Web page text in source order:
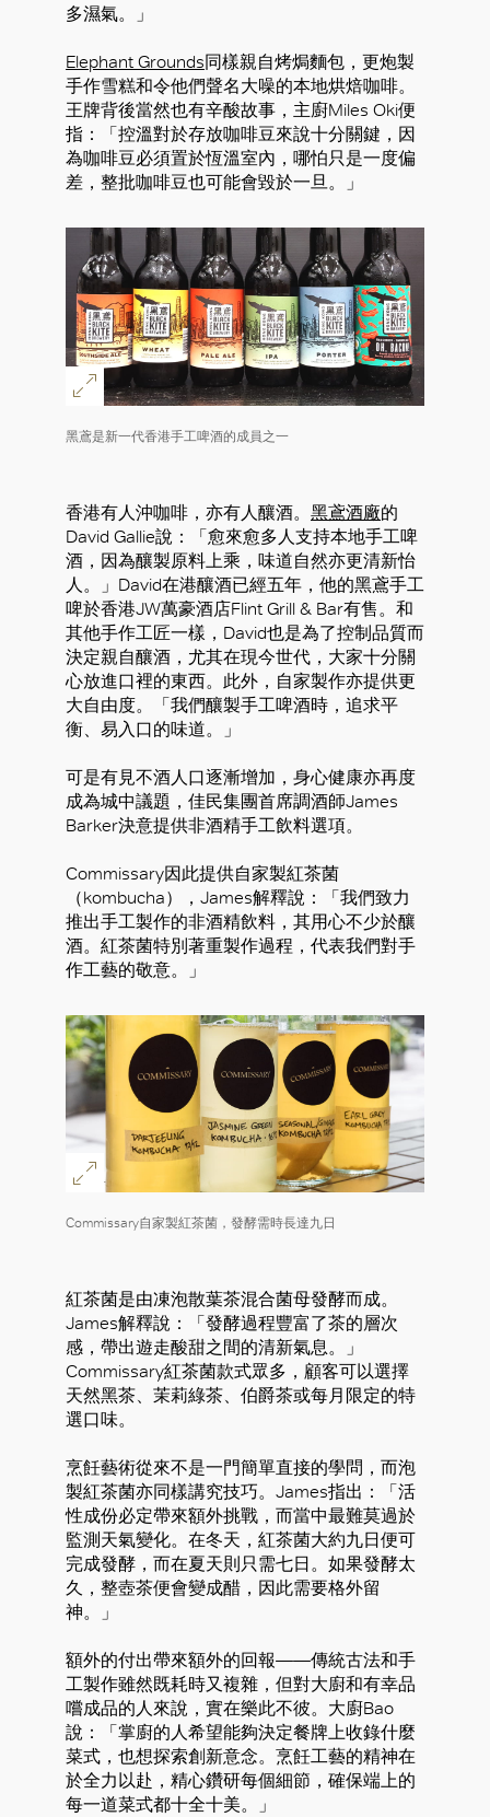
多濕氣。」
Elephant Grounds同樣親自烤焗麵包，更炮製
手作雪糕和令他們聲名大噪的本地烘焙咖啡。
王牌背後當然也有辛酸故事，主廚Miles Oki便
指：「控溫對於存放咖啡豆來說十分關鍵，因
為咖啡豆必須置於恆溫室內，哪怕只是一度偏
差，整批咖啡豆也可能會毀於一旦。」
黑鳶是新一代香港手工啤酒的成員之一
香港有人沖咖啡，亦有人釀酒。 黑鳶酒廠的
David Gallie說：「愈來愈多人支持本地手工啤
酒，因為釀製原料上乘，味道自然亦更清新怡
人。」David在港釀酒已經五年，他的黑鳶手工
啤於香港JW萬豪酒店Flint Grill & Bar有售。和
其他手作工匠一樣，David也是為了控制品質而
決定親自釀酒，尤其在現今世代，大家十分關
心放進口裡的東西。此外，自家製作亦提供更
大自由度。「我們釀製手工啤酒時，追求平
衡、易入口的味道。」
可是有見不酒人口逐漸增加，身心健康亦再度
成為城中議題，佳民集團首席調酒師James
Barker決意提供非酒精手工飲料選項。
Commissary因此提供自家製紅茶菌
（kombucha），James解釋說：「我們致力
推出手工製作的非酒精飲料，其用心不少於釀
酒。紅茶菌特別著重製作過程，代表我們對手
作工藝的敬意。」
Commissary自家製紅茶菌，發酵需時長達九日
紅茶菌是由凍泡散葉茶混合菌母發酵而成。
James解釋說：「發酵過程豐富了茶的層次
感，帶出遊走酸甜之間的清新氣息。」
Commissary紅茶菌款式眾多，顧客可以選擇
天然黑茶、茉莉綠茶、伯爵茶或每月限定的特
選口味。
烹飪藝術從來不是一門簡單直接的學問，而泡
製紅茶菌亦同樣講究技巧。James指出：「活
性成份必定帶來額外挑戰，而當中最難莫過於
監測天氣變化。在冬天，紅茶菌大約九日便可
完成發酵，而在夏天則只需七日。如果發酵太
久，整壺茶便會變成醋，因此需要格外留
神。」
額外的付出帶來額外的回報——傳統古法和手
工製作雖然既耗時又複雜，但對大廚和有幸品
嚐成品的人來說，實在樂此不彼。大廚Bao
說：「掌廚的人希望能夠決定餐牌上收錄什麼
菜式，也想探索創新意念。烹飪工藝的精神在
於全力以赴，精心鑽研每個細節，確保端上的
每一道菜式都十全十美。」
好